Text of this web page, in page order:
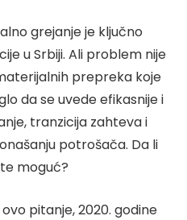
grejanje je ključno
u Srbiji. Ali problem nije
prepreka koje
da se uvede efikasnije i
tranzicija zahteva i
potrošača. Da li
moguć?
pitanje, 2020. godine